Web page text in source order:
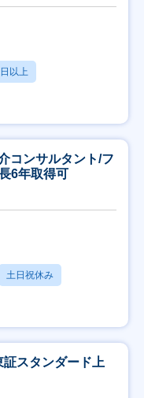
以上
コンサルタント/フ
6年取得可
土日祝休み
証スタンダード上